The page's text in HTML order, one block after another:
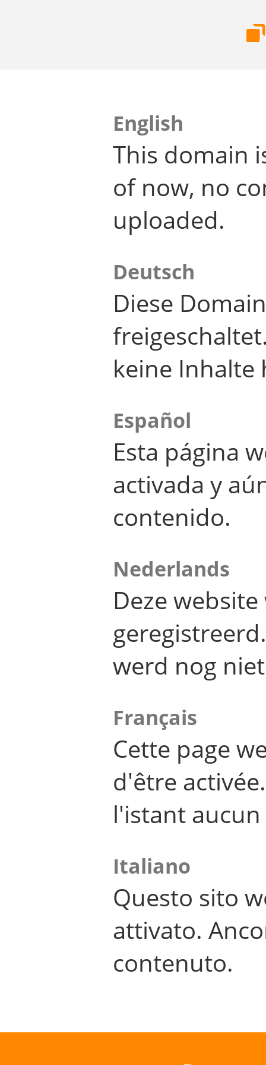
English
This domain
of now, no
uploaded.
Deutsch
Diese
keine Inhalte
Español
Esta página
activada y
contenido.
Nederlands
Deze
werd nog
Français
Cette page
d'être
l'istant
Italiano
Questo sito
attivato.
contenuto.